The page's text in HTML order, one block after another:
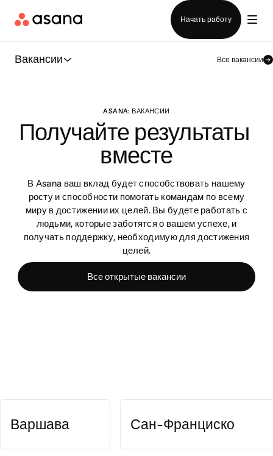
Начать работу
Вакансии Все вакансии
ASANA: ВАКАНСИИ
Получайте результаты
вместе
В Asana ваш вклад будет способствовать нашему
росту и способности помогать командам по всему
миру в достижении их целей. Вы будете работать с
людьми, которые заботятся о вашем успехе, и
получать поддержку, необходимую для достижения
целей.
Все открытые вакансии
Варшава Сан-Франциско